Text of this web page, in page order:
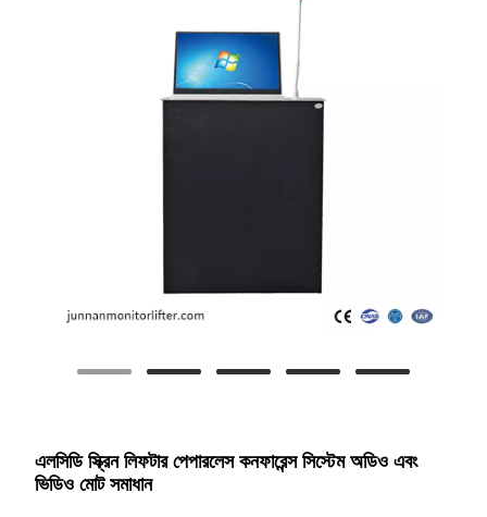
এলসিডি স্ক্রিন লিফটার পেপারলেস কনফারেন্স সিস্টেম অডিও এবং
ভিডিও মোট সমাধান